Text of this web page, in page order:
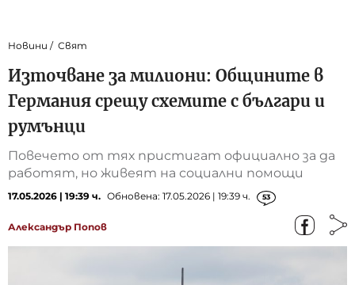
Новини Свят
Източване за милиони: Общините в
Германия срещу схемите с българи и
румънци
Повечето от тях пристигат официално за да
работят, но живеят на социални помощи
17.05.2026 | 19:39 ч. Обновена: 17.05.2026 | 19:39 ч. 53
Александър Попов